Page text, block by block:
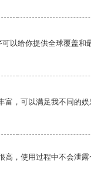
以给你提供全球覆盖和
富，可以满足我不同的娱
高，使用过程中不会泄